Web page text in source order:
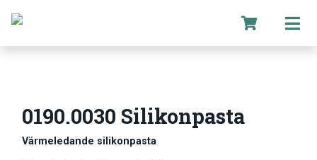
0190.0030 Silikonpasta
Värmeledande silikonpasta